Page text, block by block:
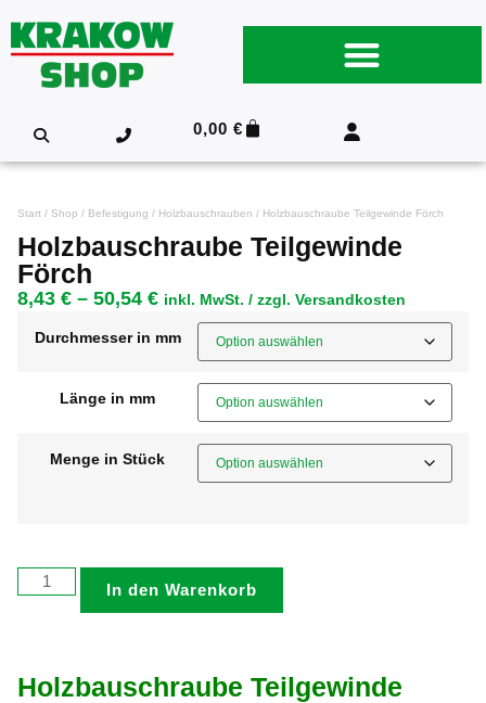
0,00€
Start / Shop / Befestigung / Holzbauschrauben / Holzbauschraube Teilgewinde Förch
Holzbauschraube Teilgewinde
Förch
8,43 € – 50,54 € inkl. MwSt. / zzgl. Versandkosten
Durchmesser in mm
Länge in mm
Menge in Stück
In den Warenkorb
Holzbauschraube Teilgewinde